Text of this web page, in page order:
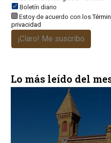
Boletín diario
Estoy de acuerdo con los
privacidad
¡Claro! Me suscribo
Lo más leído del